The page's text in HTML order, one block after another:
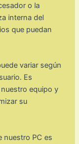
o la
interna del
que puedan
variar según
Es
equipo y
su
nuestro PC es